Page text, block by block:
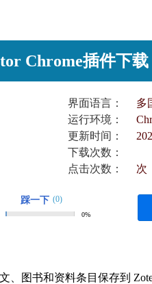
Chrome插件下
界面语言：
多
运行环境：
更新时间：
下载次数：
点击次数： 次
踩一下 (0)
0%
、图书和资料条目保存到